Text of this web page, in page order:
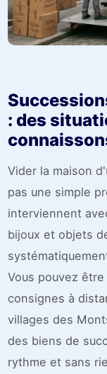
: des
Vider la maison
pas une simple
interviennent
bijoux et objets
Vous pouvez
consignes à
villages des
des biens de
rythme et sans